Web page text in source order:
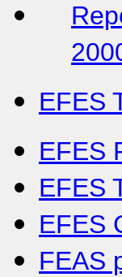
EFES
EFES
EFES
EFES
FEAS